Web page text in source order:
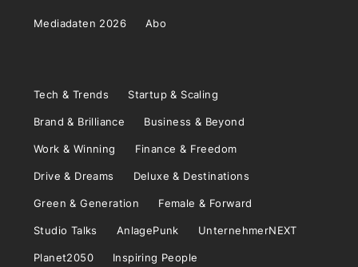
Mediadaten 2026 Abo
Tech & Trends Startup & Scaling
Brand & Brilliance Business & Beyond
Work & Winning Finance & Freedom
Drive & Dreams Deluxe & Destinations
Green & Generation Female & Forward
Studio Talks AnlagePunk UnternehmerNEXT
Planet2050 Inspiring People